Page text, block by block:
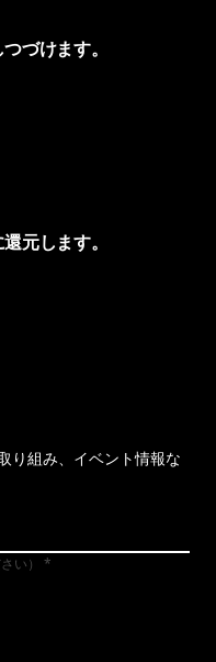
づけます。
元します。
り組み、イベント情報な
い）